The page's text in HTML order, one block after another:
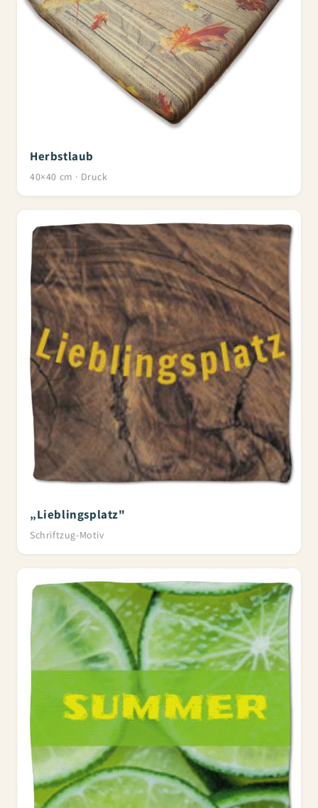
Herbstlaub
40×40 cm · Druck
„Lieblingsplatz"
Schriftzug-Motiv